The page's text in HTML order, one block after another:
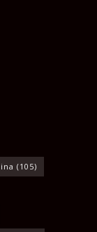
(105)